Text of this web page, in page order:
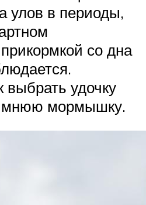
улов в периоды,
со дна
выбрать удочку
мормышку.